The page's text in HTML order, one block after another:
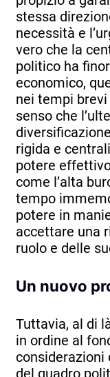
stessa
necessità e
vero che la
politico ha
economico,
nei tempi
senso che
rigida e
potere
come l’alta
tempo
potere in
accettare una
ruolo e delle
Un nuovo
Tuttavia, al di
in ordine al
considerazioni
del quadro